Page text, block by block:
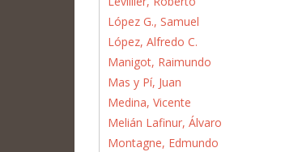
López G., Samuel
López, Alfredo C.
Manigot, Raimundo
Mas y Pí, Juan
Medina, Vicente
Melián Lafinur, Álvaro
Montagne, Edmundo